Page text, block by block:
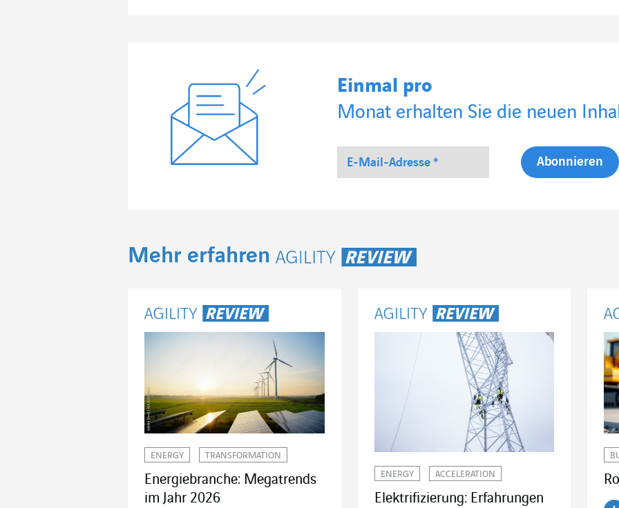
Einmal pro
Monat erhalten Sie die neuen
Mehr erfahren
ENERGY TRANSFORMATION
Energiebranche: Megatrends
im Jahr 2026
ENERGY ACCELERATION
Elektrifizierung: Erfahrungen